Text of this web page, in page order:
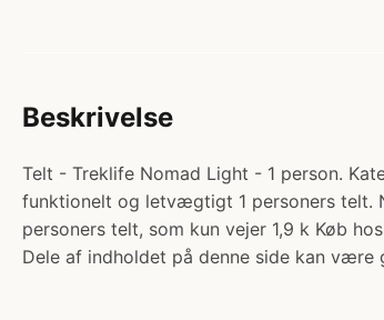
Beskrivelse
Telt - Treklife Nomad Light - 1 person.
funktionelt og letvægtigt 1 personers telt.
personers telt, som kun vejer 1,9 k Køb
Dele af indholdet på denne side kan